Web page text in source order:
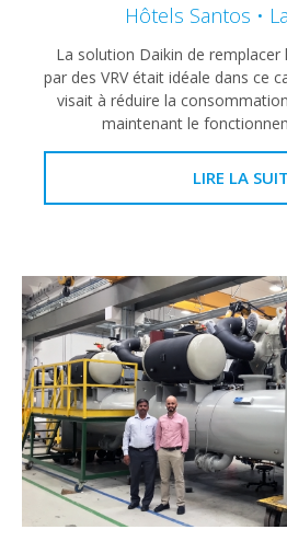
Hôtels Santos •
La solution Daikin de remplacer
par des VRV était idéale dans ce
visait à réduire la
maintenant le
LIRE LA